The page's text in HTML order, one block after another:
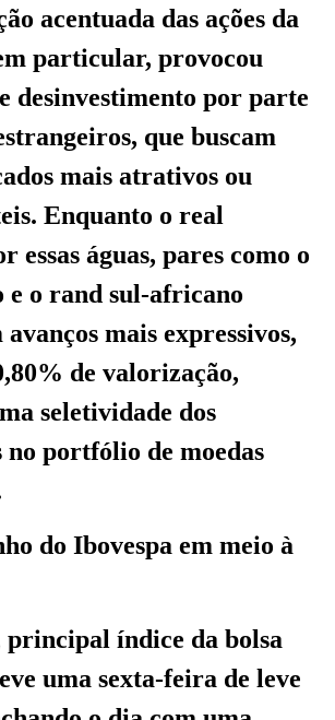
acentuada das ações da
particular, provocou
desinvestimento por parte
que buscam
mais atrativos ou
Enquanto o real
essas águas, pares como o
e o rand sul-africano
mais expressivos,
de valorização,
seletividade dos
no portfólio de moedas
do Ibovespa em meio à
principal índice da bolsa
uma sexta-feira de leve